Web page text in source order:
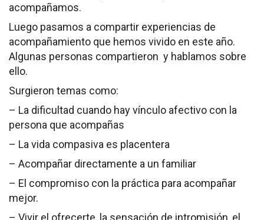
acompañamos.
Luego pasamos a compartir experiencias de
acompañamiento que hemos vivido en este año.
Algunas personas compartieron y hablamos sobre
ello.
Surgieron temas como:
– La dificultad cuando hay vínculo afectivo con la
persona que acompañas
– La vida compasiva es placentera
– Acompañar directamente a un familiar
– El compromiso con la práctica para acompañar
mejor.
– Vivir el ofrecerte, la sensación de intromisión, el